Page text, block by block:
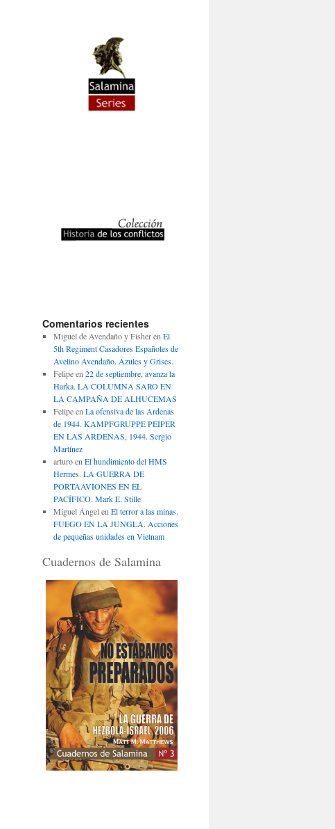
Comentarios recientes
Miguel de Avendaño y Fisheren El
5th Regiment Casadores Españoles de
Avelino Avendaño. Azules y Grises.
Felipeen 22 de septiembre, avanza la
Harka. LA COLUMNA SARO EN
LA CAMPAÑA DE ALHUCEMAS
Felipeen La ofensiva de las Ardenas
de 1944. KAMPFGRUPPE PEIPER
EN LAS ARDENAS, 1944. Sergio
Martínez
arturoen El hundimiento del HMS
Hermes. LA GUERRA DE
PORTAAVIONES EN EL
PACÍFICO. Mark E. Stille
Miguel Ángelen El terror a las minas.
FUEGO EN LA JUNGLA. Acciones
de pequeñas unidades en Vietnam
Cuadernos de Salamina